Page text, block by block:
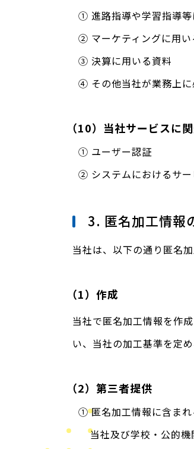
① 進路指導や学習指導等
② マーケティングに用い
③ 決算に用いる資料
④ その他当社が業務上に
（10）当社サービスに
① ユーザー認証
② システムにおけるサ
3. 匿名加工情報
当社は、以下の通り匿名
（1）作成
当社で匿名加工情報を作
い、当社の加工基準を定
（2）第三者提供
① 匿名加工情報に含まれ
当社及び学校・公的